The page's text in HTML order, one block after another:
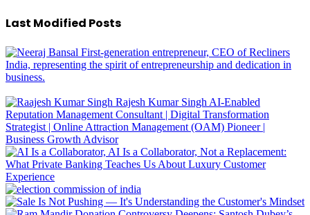
Last Modified Posts